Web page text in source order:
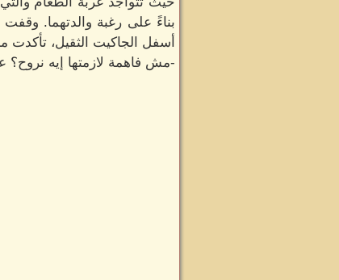
بناءً على رغبة والدتهما.
أسفل الجاكيت الثقيل،
-مش فاهمة لازمتها إيه نروح؟